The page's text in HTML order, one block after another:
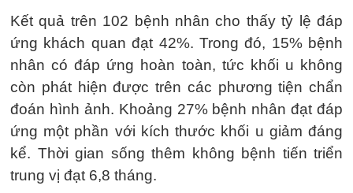
Kết quả trên 102 bệnh nhân cho thấy tỷ lệ đáp
ứng khách quan đạt 42%. Trong đó, 15% bệnh
nhân có đáp ứng hoàn toàn, tức khối u không
còn phát hiện được trên các phương tiện chẩn
đoán hình ảnh. Khoảng 27% bệnh nhân đạt đáp
ứng một phần với kích thước khối u giảm đáng
kể. Thời gian sống thêm không bệnh tiến triển
trung vị đạt 6,8 tháng.